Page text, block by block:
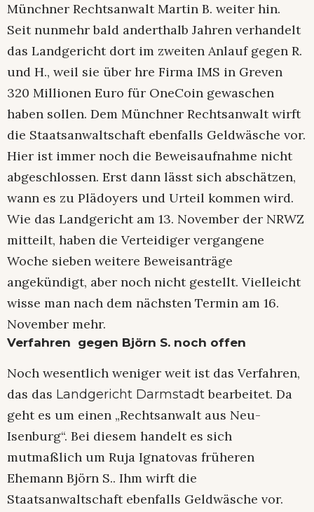
Münchner Rechtsanwalt Martin B. weiter hin.
Seit nunmehr bald anderthalb Jahren verhandelt
das Landgericht dort im zweiten Anlauf gegen R.
und H., weil sie über hre Firma IMS in Greven
320 Millionen Euro für OneCoin gewaschen
haben sollen. Dem Münchner Rechtsanwalt wirft
die Staatsanwaltschaft ebenfalls Geldwäsche vor.
Hier ist immer noch die Beweisaufnahme nicht
abgeschlossen. Erst dann lässt sich abschätzen,
wann es zu Plädoyers und Urteil kommen wird.
Wie das Landgericht am 13. November der NRWZ
mitteilt, haben die Verteidiger vergangene
Woche sieben weitere Beweisanträge
angekündigt, aber noch nicht gestellt. Vielleicht
wisse man nach dem nächsten Termin am 16.
November mehr.
Verfahren gegen Björn S. noch offen
Noch wesentlich weniger weit ist das Verfahren,
das das Landgericht Darmstadtbearbeitet. Da
geht es um einen „Rechtsanwalt aus Neu-
Isenburg“. Bei diesem handelt es sich
mutmaßlich um Ruja Ignatovas früheren
Ehemann Björn S.. Ihm wirft die
Staatsanwaltschaft ebenfalls Geldwäsche vor.